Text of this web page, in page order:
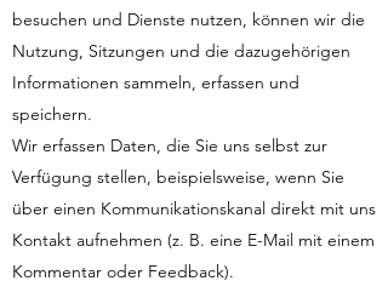
besuchen und Dienste nutzen, können wir die
Nutzung, Sitzungen und die dazugehörigen
Informationen sammeln, erfassen und
speichern.
Wir erfassen Daten, die Sie uns selbst zur
Verfügung stellen, beispielsweise, wenn Sie
über einen Kommunikationskanal direkt mit uns
Kontakt aufnehmen (z. B. eine E-Mail mit einem
Kommentar oder Feedback).